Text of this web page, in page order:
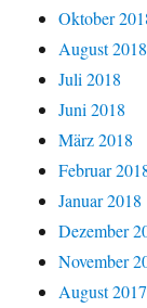
Oktober
August 2018
Juli 2018
Juni 2018
März 2018
Februar
Januar 2018
Dezember
November
August 2017